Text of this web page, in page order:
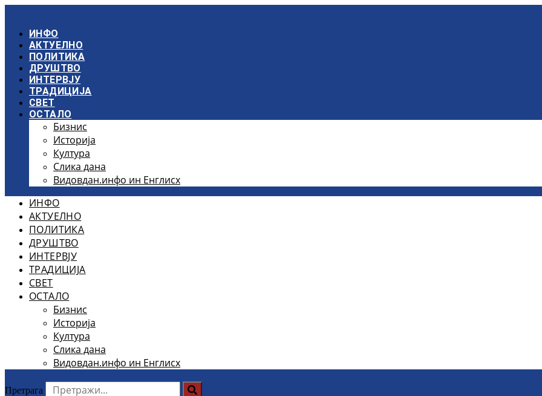
садржајИНФО
АКТУЕЛНО
ПОЛИТИКА
ДРУШТВО
ИНТЕРВЈУ
ТРАДИЦИЈА
СВЕТ
ОСТАЛО
Бизнис
Историја
Култура
Слика дана
Видовдан.инфо ин Енглисх
ИНФО
АКТУЕЛНО
ПОЛИТИКА
ДРУШТВО
ИНТЕРВЈУ
ТРАДИЦИЈА
СВЕТ
ОСТАЛО
Бизнис
Историја
Култура
Слика дана
Видовдан.инфо ин Енглисх
Претрага